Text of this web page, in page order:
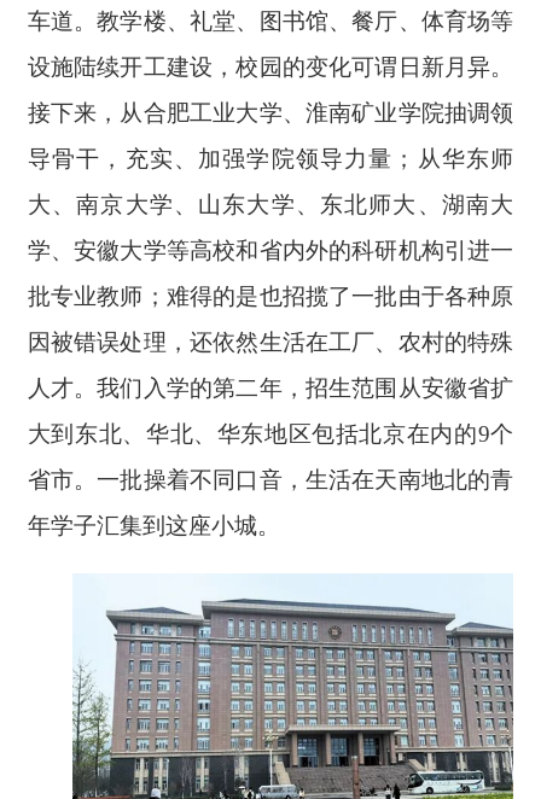
车道。教学楼、礼堂、图书馆、餐厅、体育场等
设施陆续开工建设，校园的变化可谓日新月异。
接下来，从合肥工业大学、淮南矿业学院抽调领
导骨干，充实、加强学院领导力量；从华东师
大、南京大学、山东大学、东北师大、湖南大
学、安徽大学等高校和省内外的科研机构引进一
批专业教师；难得的是也招揽了一批由于各种原
因被错误处理，还依然生活在工厂、农村的特殊
人才。我们入学的第二年，招生范围从安徽省扩
大到东北、华北、华东地区包括北京在内的9个
省市。一批操着不同口音，生活在天南地北的青
年学子汇集到这座小城。